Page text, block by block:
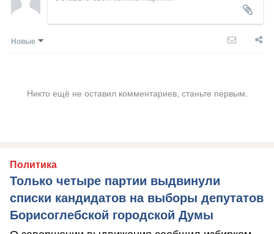
Новые
Никто ещё не оставил комментариев, станьте первым.
Политика
Только четыре партии выдвинули
списки кандидатов на выборы депутатов
Борисоглебской городской Думы